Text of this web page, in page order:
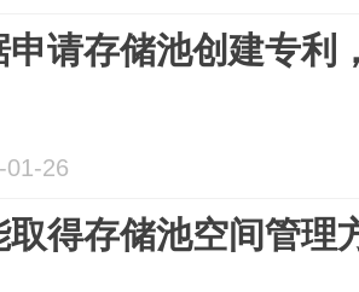
申请存储池创建专利
01-26
取得存储池空间管理